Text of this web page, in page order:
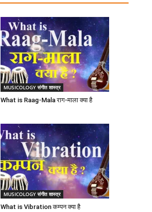
MUSICOLOGY संगीत शास्त्र
What is Raag-Mala राग-माला क्या है
MUSICOLOGY संगीत शास्त्र
What is Vibration कम्पन क्या है